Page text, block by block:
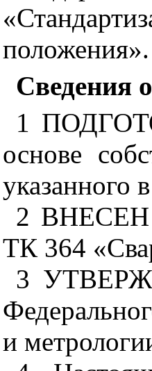
положения».
Сведения
1
основе
указанного
2 ВНЕСЕН
ТК 364
3
и